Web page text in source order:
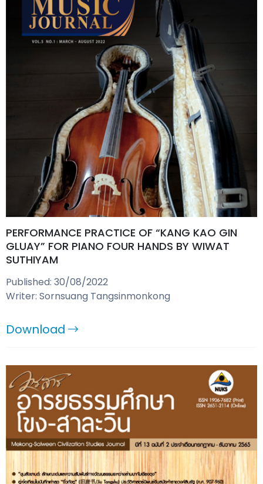
PERFORMANCE PRACTICE OF “KANG KAO GIN
GLUAY” FOR PIANO FOUR HANDS BY WIWAT
SUTHIYAM
Published: 30/08/2022
Writer: Sornsuang Tangsinmonkong
Download